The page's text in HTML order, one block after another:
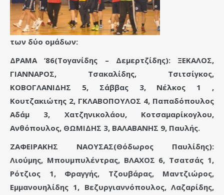
των δύο ομάδων:
ΔΡΑΜΑ ’86(Τογανίδης – Δεμερτζίδης): ΞΕΚΑΛΟΣ,
ΓΙΑΝΝΑΡΟΣ, Τσακαλίδης, Τσιτσίγκος,
ΚΟΒΟΓΛΑΝΙΔΗΣ 5, Σάββας 3, Νέλκος 1 ,
Κουτζακιώτης 2, ΓΚΛΑΒΟΠΟΥΛΟΣ 4, Παπαδόπουλος
Αδάμ 3, Χατζηνικολάου, Κοτσαμαρίκογλου,
Ανθόπουλος, ΘΩΜΙΔΗΣ 3, ΒΑΛΑΒΑΝΗΣ 9, Παυλής.
ΖΑΦΕΙΡΑΚΗΣ ΝΑΟΥΣΑΣ(Θόδωρος Παυλίδης):
Λιούμης, Μπουμπυλέντρας, ΒΛΑΧΟΣ 6, Τσατσάς 1,
Ρότζιος 1, Φραγγής, Τζουβάρας, Μαντζιώρος,
Εμμανουηλίδης 1, Βεζυργιαννόπουλος, Λαζαρίδης,